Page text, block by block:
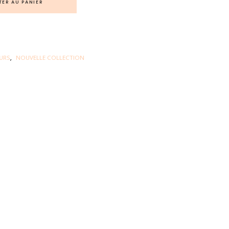
AU PANIER
, NOUVELLE COLLECTION